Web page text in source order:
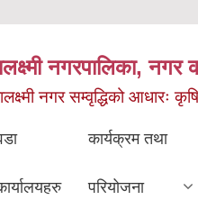
नगरपालिका,
नगर सम्वृद्धिको आधारः
कार्यक्रम तथा
परियोजना